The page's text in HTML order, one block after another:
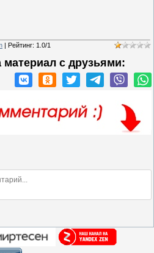
| Рейтинг: 1.0/1
c друзьями: